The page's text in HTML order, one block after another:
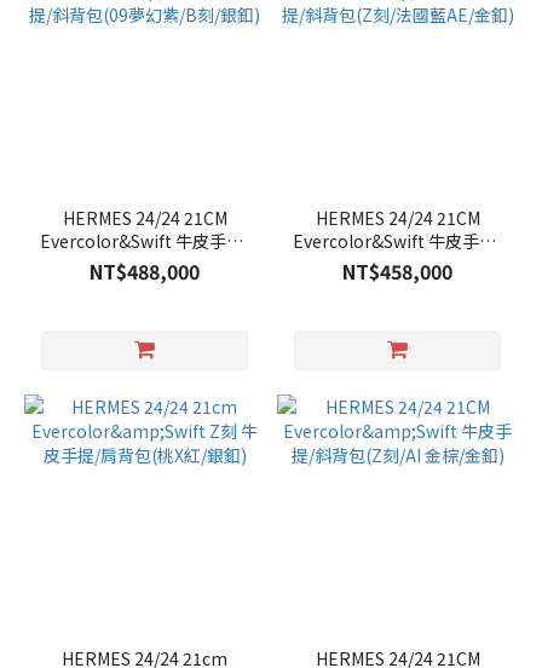
HERMES 24/24 21CM
Evercolor&Swift 牛皮手提/
斜背包(09夢幻紫/B刻/銀釦)
NT$488,000
HERMES 24/24 21CM
Evercolor&Swift 牛皮手提/
斜背包(Z刻/法國藍AE/金釦)
NT$458,000
HERMES 24/24 21cm
HERMES 24/24 21CM